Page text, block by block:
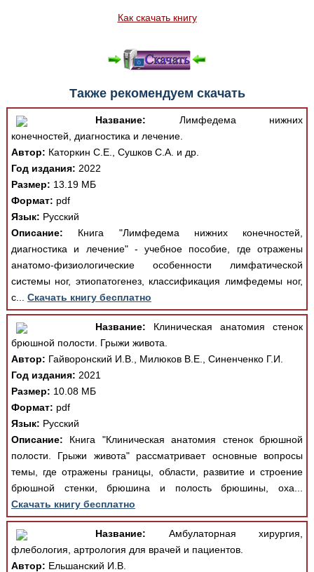
Как скачать книгу
Также рекомендуем скачать
Название: Лимфедема нижних
конечностей, диагностика и лечение.
Автор: Каторкин С.Е., Сушков С.А. и др.
Год издания: 2022
Размер: 13.19 МБ
Формат: pdf
Язык: Русский
Описание: Книга "Лимфедема нижних конечностей,
диагностика и лечение" - учебное пособие, где отражены
анатомо-физиологические особенности лимфатической
системы ног, этиопатогенез, классификация лимфедемы ног,
с... Скачать книгу бесплатно
Название: Клиническая анатомия стенок
брюшной полости. Грыжи живота.
Автор: Гайворонский И.В., Милюков В.Е., Синенченко Г.И.
Год издания: 2021
Размер: 10.08 МБ
Формат: pdf
Язык: Русский
Описание: Книга "Клиническая анатомия стенок брюшной
полости. Грыжи живота" рассматривает основные вопросы
темы, где отражены границы, области, развитие и строение
брюшной стенки, брюшина и полость брюшины, оха...
Скачать книгу бесплатно
Название: Амбулаторная хирургия,
флебология, артрология для врачей и пациентов.
Автор: Ельшанский И.В.